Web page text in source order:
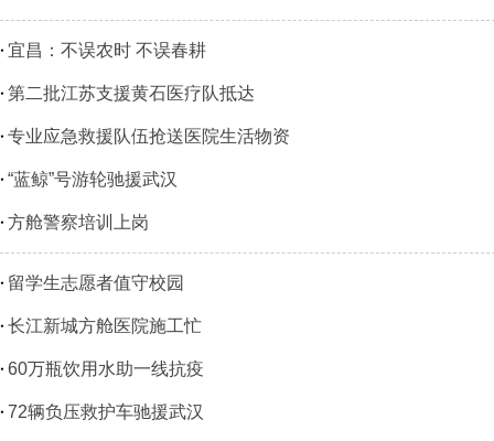
宜昌：不误农时 不误春耕
第二批江苏支援黄石医疗队抵达
专业应急救援队伍抢送医院生活物资
“蓝鲸”号游轮驰援武汉
方舱警察培训上岗
留学生志愿者值守校园
长江新城方舱医院施工忙
60万瓶饮用水助一线抗疫
72辆负压救护车驰援武汉